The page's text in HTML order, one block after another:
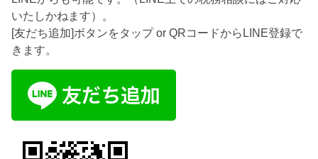
いたしかねます）。
[友だち追加]ボタンをタップ or QRコードからLINE登録で
きます。